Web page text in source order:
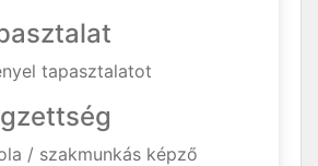
tapasztalatot
/ szakmunkás képző